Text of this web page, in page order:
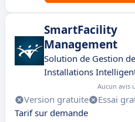
SmartFacility
Management
Solution de Gestion
Installations
Aucun avis
Version gratuite Essai
Tarif sur demande